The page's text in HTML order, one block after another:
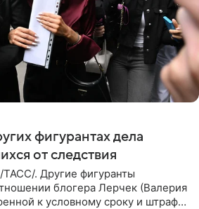
фигурантах дела
от следствия
. Другие фигуранты
блогера Лерчек (Валерия
к условному сроку и штрафу,